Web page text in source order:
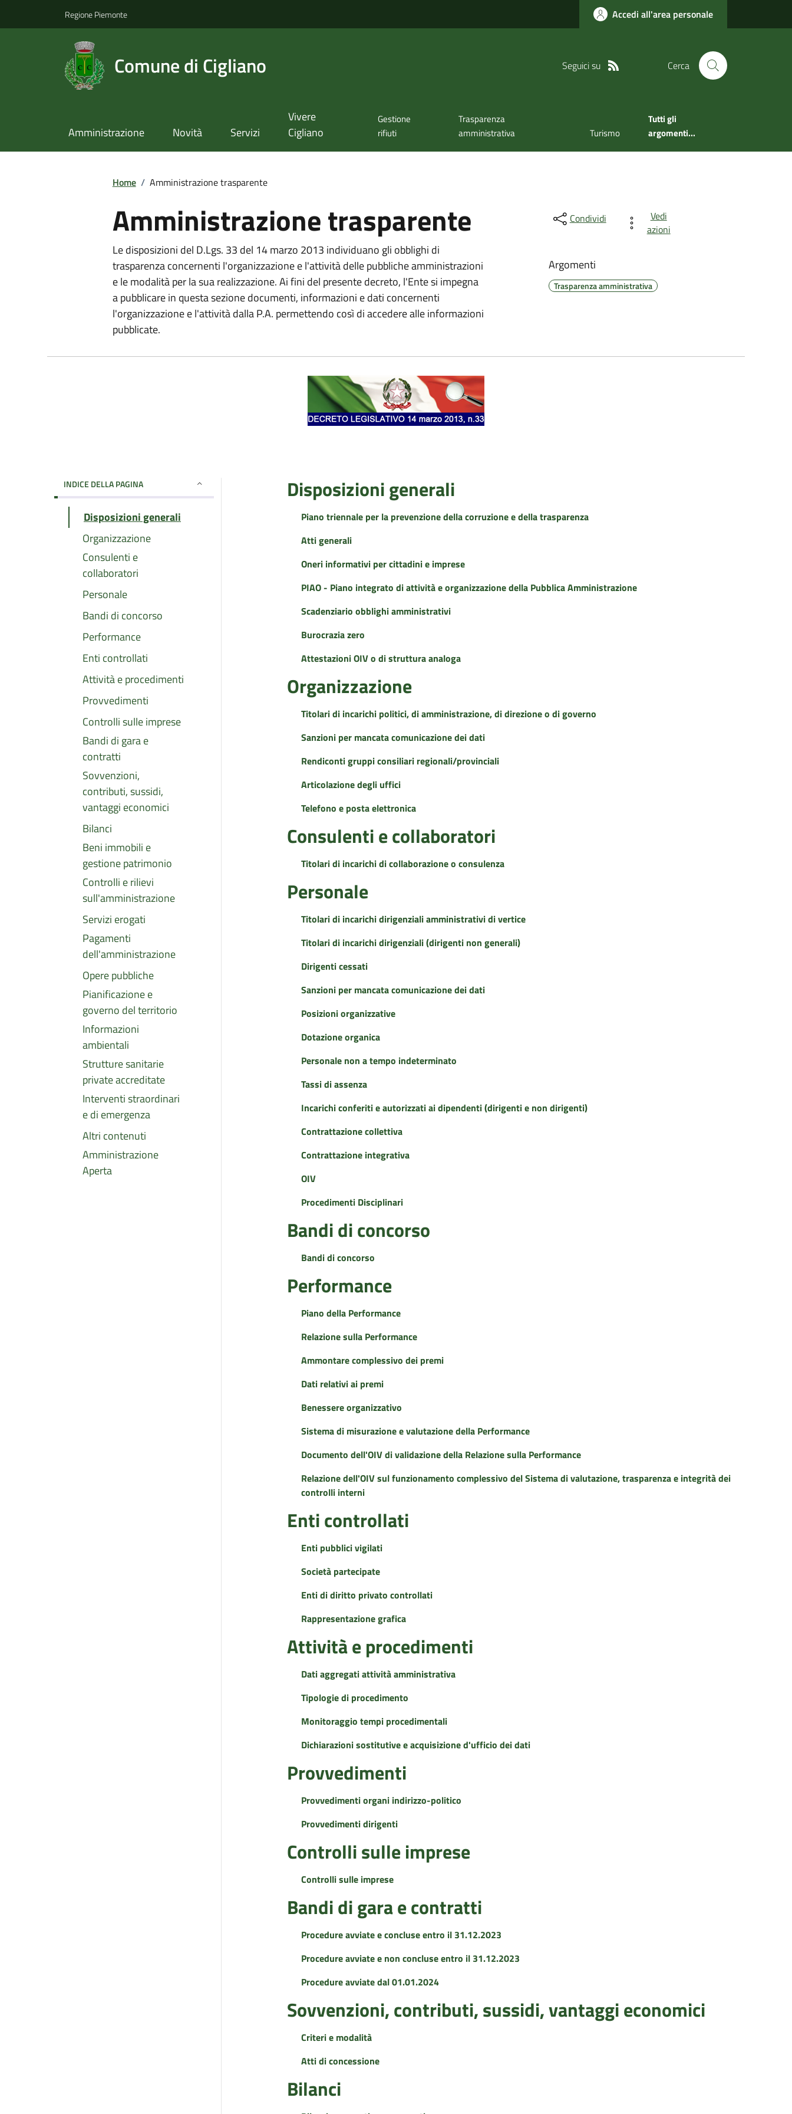
Regione Piemonte Accedi all'area personale
Comune di Cigliano Seguici su Cerca
Amministrazione Novità Servizi
Vivere
Cigliano
Gestione
rifiuti
Trasparenza
amministrativa
Turismo
Tutti gli
argomenti...
Home / Amministrazione trasparente
Amministrazione trasparente
Le disposizioni del D.Lgs. 33 del 14 marzo 2013 individuano gli obblighi di
trasparenza concernenti l'organizzazione e l'attività delle pubbliche amministrazioni
e le modalità per la sua realizzazione. Ai fini del presente decreto, l'Ente si impegna
a pubblicare in questa sezione documenti, informazioni e dati concernenti
l'organizzazione e l'attività dalla P.A. permettendo così di accedere alle informazioni
pubblicate.
Condividi
Vedi
azioni
Argomenti
Trasparenza amministrativa
INDICE DELLA PAGINA
Disposizioni generali
Organizzazione
Consulenti e
collaboratori
Personale
Bandi di concorso
Performance
Enti controllati
Attività e procedimenti
Provvedimenti
Controlli sulle imprese
Bandi di gara e
contratti
Sovvenzioni,
contributi, sussidi,
vantaggi economici
Bilanci
Beni immobili e
gestione patrimonio
Controlli e rilievi
sull'amministrazione
Servizi erogati
Pagamenti
dell'amministrazione
Opere pubbliche
Pianificazione e
governo del territorio
Informazioni
ambientali
Strutture sanitarie
private accreditate
Interventi straordinari
e di emergenza
Altri contenuti
Amministrazione
Aperta
Disposizioni generali
Piano triennale per la prevenzione della corruzione e della trasparenza
Atti generali
Oneri informativi per cittadini e imprese
PIAO - Piano integrato di attività e organizzazione della Pubblica Amministrazione
Scadenziario obblighi amministrativi
Burocrazia zero
Attestazioni OIV o di struttura analoga
Organizzazione
Titolari di incarichi politici, di amministrazione, di direzione o di governo
Sanzioni per mancata comunicazione dei dati
Rendiconti gruppi consiliari regionali/provinciali
Articolazione degli uffici
Telefono e posta elettronica
Consulenti e collaboratori
Titolari di incarichi di collaborazione o consulenza
Personale
Titolari di incarichi dirigenziali amministrativi di vertice
Titolari di incarichi dirigenziali (dirigenti non generali)
Dirigenti cessati
Sanzioni per mancata comunicazione dei dati
Posizioni organizzative
Dotazione organica
Personale non a tempo indeterminato
Tassi di assenza
Incarichi conferiti e autorizzati ai dipendenti (dirigenti e non dirigenti)
Contrattazione collettiva
Contrattazione integrativa
OIV
Procedimenti Disciplinari
Bandi di concorso
Bandi di concorso
Performance
Piano della Performance
Relazione sulla Performance
Ammontare complessivo dei premi
Dati relativi ai premi
Benessere organizzativo
Sistema di misurazione e valutazione della Performance
Documento dell'OIV di validazione della Relazione sulla Performance
Relazione dell'OIV sul funzionamento complessivo del Sistema di valutazione, trasparenza e integrità dei
controlli interni
Enti controllati
Enti pubblici vigilati
Società partecipate
Enti di diritto privato controllati
Rappresentazione grafica
Attività e procedimenti
Dati aggregati attività amministrativa
Tipologie di procedimento
Monitoraggio tempi procedimentali
Dichiarazioni sostitutive e acquisizione d'ufficio dei dati
Provvedimenti
Provvedimenti organi indirizzo-politico
Provvedimenti dirigenti
Controlli sulle imprese
Controlli sulle imprese
Bandi di gara e contratti
Procedure avviate e concluse entro il 31.12.2023
Procedure avviate e non concluse entro il 31.12.2023
Procedure avviate dal 01.01.2024
Sovvenzioni, contributi, sussidi, vantaggi economici
Criteri e modalità
Atti di concessione
Bilanci